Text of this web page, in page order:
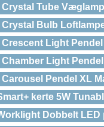
Crystal Tube
Crystal Bulb
Crescent Light
Light
Pendel XL
kerte 5W
Dobbelt